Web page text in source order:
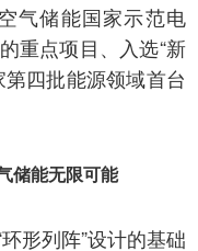
气储能国家示范电
重点项目、入选“新
四批能源领域首台
储能无限可能
形列阵”设计的基础